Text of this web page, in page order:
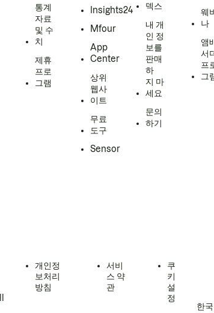
통계
자료
및 수
치
제휴
프로
그램
Insights24
Mfour
App
Center
상위
웹사
이트
무료
도구
Sensor
덱스
내 개
인 정
보를
판매
하
지 마
세요
문의
하기
웨
나
앰
서
프
그
개인정
보처리
방침
서비
스 약
관
쿠
키
설
정
한